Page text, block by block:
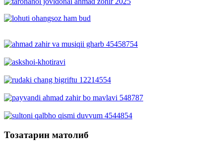
Тозатарин матолиб